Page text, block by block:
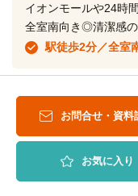
イオンモールや24時
全室南向き◎清潔感の
駅徒歩2分／全室
お問合せ・資料
お気に入り